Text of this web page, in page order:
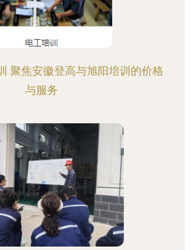
聚焦安徽登高与旭阳培训的价格
与服务